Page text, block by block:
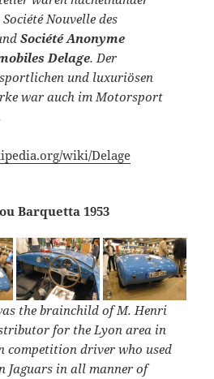
Nouvelle des
Société Anonyme
Delage. Der
und luxuriösen
war auch im Motorsport
wiki/Delage
Barquetta 1953
the brainchild of M. Henri
for the Lyon area in
competition driver who used
Jaguars in all manner of